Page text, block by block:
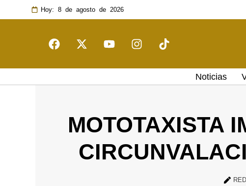
Hoy: 8 de agosto de 2026
Noticias
MOTOTAXISTA